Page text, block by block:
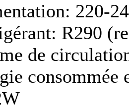
220-
R290
de
consommée